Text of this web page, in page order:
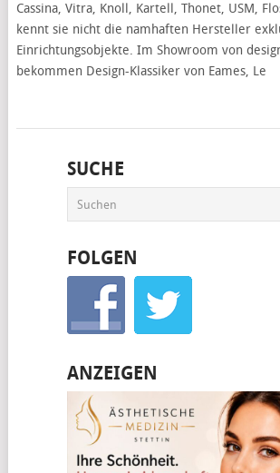
Cassina, Vitra, Knoll, Kartell, Thonet, USM,
kennt sie nicht die namhaften Hersteller
Einrichtungsobjekte. Im Showroom von
bekommen Design-Klassiker von Eames, Le
SUCHE
FOLGEN
ANZEIGEN